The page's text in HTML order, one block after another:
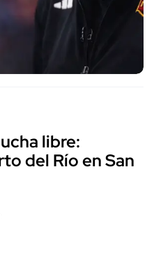
libre:
del Río en San